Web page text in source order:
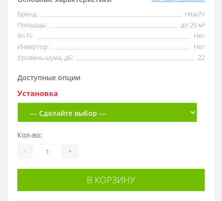
Бренд:
Hitachi
Площадь:
до 25 м²
Wi-Fi:
Нет
Инвертор:
Нет
Уровень шума, дБ:
22
Доступные опции
Установка
Кол-во:
- +
В КОРЗИНУ